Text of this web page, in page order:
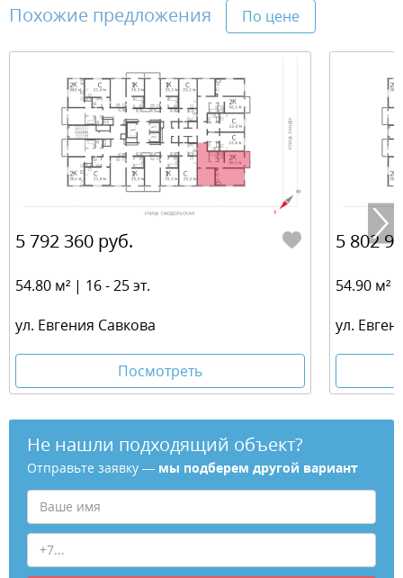
Похожие предложения По цене
5 792 360 руб.
54.80 м² | 16 - 25 эт.
ул. Евгения Савкова
Посмотреть
5 802
54.90 м²
ул.
Не нашли подходящий объект?
Отправьте заявку — мы подберем другой вариант